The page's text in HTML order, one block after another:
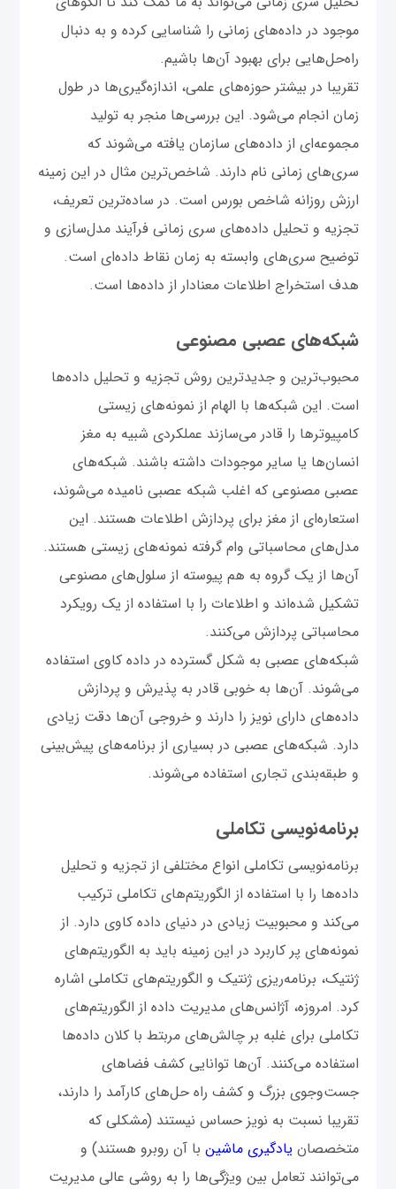
موجود در داده‌های زمانی را شناسایی کرده و به دنبال
راه‌حل‌هایی برای بهبود آن‌ها باشیم.
تقریبا در بیشتر حوزه‌های علمی، اندازه‌گیری‌ها در طول
زمان انجام می‌شود. این بررسی‌ها منجر به تولید
مجموعه‌ای از داده‌های سازمان یافته می‌شوند که
سری‌های زمانی نام دارند. شاخص‌ترین مثال در این زمینه
ارزش روزانه شاخص بورس است. در ساده‌ترین تعریف،
تجزیه و تحلیل داده‌های سری زمانی فرآیند مدل‌سازی و
توضیح سری‌های وابسته به زمان نقاط داده‌ای است.
هدف استخراج اطلاعات معنادار از داده‌ها است.
شبکه‌های عصبی مصنوعی
محبوب‌ترین و جدیدترین روش تجزیه و تحلیل داده‌ها
است. این شبکه‌ها با الهام از نمونه‌های زیستی
کامپیوترها را قادر می‌سازند عملکردی شبیه به مغز
انسان‌ها یا سایر موجودات داشته باشند. شبکه‌های
عصبی مصنوعی که اغلب شبکه عصبی نامیده می‌شوند،
استعاره‌ای از مغز برای پردازش اطلاعات هستند. این
مدل‌های محاسباتی وام گرفته نمونه‌های زیستی هستند.
آن‌ها از یک گروه به هم پیوسته از سلول‌های مصنوعی
تشکیل شده‌اند و اطلاعات را با استفاده از یک رویکرد
محاسباتی پردازش می‌کنند.
شبکه‌های عصبی به شکل گسترده در داده کاوی استفاده
می‌شوند. آن‌ها به خوبی قادر به پذیرش و پردازش
داده‌های دارای نویز را دارند و خروجی آن‌ها دقت زیادی
دارد. شبکه‌های عصبی در بسیاری از برنامه‌های پیش‌بینی
و طبقه‌بندی تجاری استفاده می‌شوند.
برنامه‌نویسی تکاملی
برنامه‌نویسی تکاملی انواع مختلفی از تجزیه و تحلیل
داده‌ها را با استفاده از الگوریتم‌های تکاملی ترکیب
می‌کند و محبوبیت زیادی در دنیای داده کاوی دارد. از
نمونه‌های پر کاربرد در این زمینه باید به الگوریتم‌های
ژنتیک، برنامه‌ریزی ژنتیک و الگوریتم‌های تکاملی اشاره
کرد. امروزه، آژانس‌های مدیریت داده از الگوریتم‌های
تکاملی برای غلبه بر چالش‌های مربتط با کلان داده‌ها
استفاده می‌کنند. آن‌ها توانایی کشف فضاهای
جست‌وجوی بزرگ و کشف راه حل‌های کارآمد را دارند،
تقریبا نسبت به نویز حساس نیستند (مشکلی که
متخصصان یادگیری ماشین با آن روبرو هستند) و
می‌توانند تعامل بین ویژگی‌ها را به روشی عالی مدیریت